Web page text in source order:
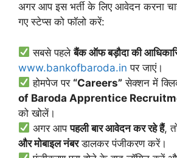
अगर आप इस भर्ती के लिए आवेदन करना
गए स्टेप्स को फॉलो करें:
सबसे पहलेबैंक ऑफ बड़ौदा की
www.bankofbaroda.in पर जाएं।
होमपेज पर “Careers” सेक्शन में
of Baroda Apprentice
को खोलें।
अगर आपपहली बार आवेदन कर रहे हैं,
और मोबाइल नंबरडालकर पंजीकरण करें।